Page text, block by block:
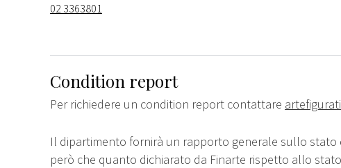
02 3363801
Condition report
Per richiedere un condition report contattare
Il dipartimento fornirà un rapporto generale sullo stato
però che quanto dichiarato da Finarte rispetto allo